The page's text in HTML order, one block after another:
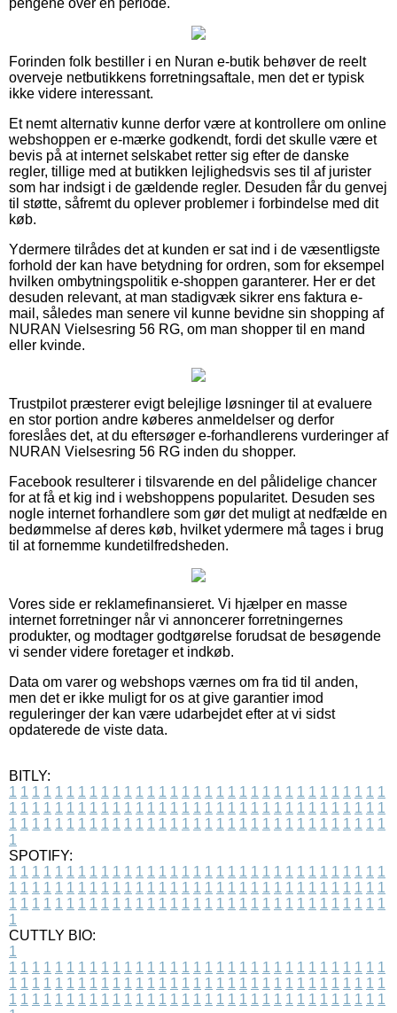
Forinden folk bestiller i en Nuran e-butik behøver de reelt
overveje netbutikkens forretningsaftale, men det er typisk
ikke videre interessant.
Et nemt alternativ kunne derfor være at kontrollere om online
webshoppen er e-mærke godkendt, fordi det skulle være et
bevis på at internet selskabet retter sig efter de danske
regler, tillige med at butikken lejlighedsvis ses til af jurister
som har indsigt i de gældende regler. Desuden får du genvej
til støtte, såfremt du oplever problemer i forbindelse med dit
køb.
Ydermere tilrådes det at kunden er sat ind i de væsentligste
forhold der kan have betydning for ordren, som for eksempel
hvilken ombytningspolitik e-shoppen garanterer. Her er det
desuden relevant, at man stadigvæk sikrer ens faktura e-
mail, således man senere vil kunne bevidne sin shopping af
NURAN Vielsesring 56 RG, om man shopper til en mand
eller kvinde.
Trustpilot præsterer evigt belejlige løsninger til at evaluere
en stor portion andre køberes anmeldelser og derfor
foreslåes det, at du eftersøger e-forhandlerens vurderinger af
NURAN Vielsesring 56 RG inden du shopper.
Facebook resulterer i tilsvarende en del pålidelige chancer
for at få et kig ind i webshoppens popularitet. Desuden ses
nogle internet forhandlere som gør det muligt at nedfælde en
bedømmelse af deres køb, hvilket ydermere må tages i brug
til at fornemme kundetilfredsheden.
Vores side er reklamefinansieret. Vi hjælper en masse
internet forretninger når vi annoncerer forretningernes
produkter, og modtager godtgørelse forudsat de besøgende
vi sender videre foretager et indkøb.
Data om varer og webshops værnes om fra tid til anden,
men det er ikke muligt for os at give garantier imod
reguleringer der kan være udarbejdet efter at vi sidst
opdaterede de viste data.
BITLY:
1 1 1 1 1 1 1 1 1 1 1 1 1 1 1 1 1 1 1 1 1 1 1 1 1 1 1 1 1 1 1 1 1
1 1 1 1 1 1 1 1 1 1 1 1 1 1 1 1 1 1 1 1 1 1 1 1 1 1 1 1 1 1 1 1 1
1 1 1 1 1 1 1 1 1 1 1 1 1 1 1 1 1 1 1 1 1 1 1 1 1 1 1 1 1 1 1 1 1
1
SPOTIFY:
1 1 1 1 1 1 1 1 1 1 1 1 1 1 1 1 1 1 1 1 1 1 1 1 1 1 1 1 1 1 1 1 1
1 1 1 1 1 1 1 1 1 1 1 1 1 1 1 1 1 1 1 1 1 1 1 1 1 1 1 1 1 1 1 1 1
1 1 1 1 1 1 1 1 1 1 1 1 1 1 1 1 1 1 1 1 1 1 1 1 1 1 1 1 1 1 1 1 1
1
CUTTLY BIO:
1
1 1 1 1 1 1 1 1 1 1 1 1 1 1 1 1 1 1 1 1 1 1 1 1 1 1 1 1 1 1 1 1 1
1 1 1 1 1 1 1 1 1 1 1 1 1 1 1 1 1 1 1 1 1 1 1 1 1 1 1 1 1 1 1 1 1
1 1 1 1 1 1 1 1 1 1 1 1 1 1 1 1 1 1 1 1 1 1 1 1 1 1 1 1 1 1 1 1 1